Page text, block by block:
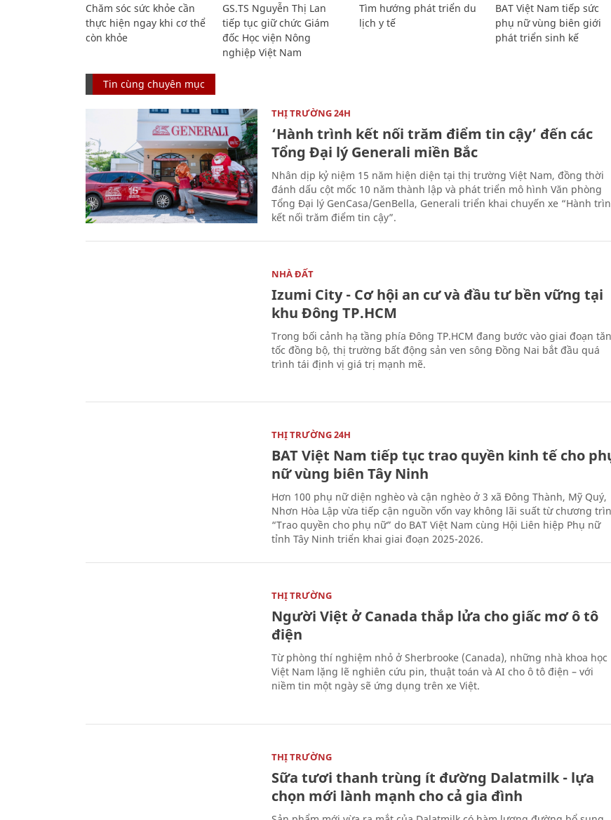
Chăm sóc sức khỏe cần
thực hiện ngay khi cơ thể
còn khỏe
GS.TS Nguyễn Thị Lan
tiếp tục giữ chức Giám
đốc Học viện Nông
nghiệp Việt Nam
Tìm hướng phát triển du
lịch y tế
BAT Việt Nam tiếp sức
phụ nữ vùng biên giới
phát triển sinh kế
Tin cùng chuyên mục
THỊ TRƯỜNG 24H
‘Hành trình kết nối trăm điểm tin cậy’ đến các
Tổng Đại lý Generali miền Bắc
Nhân dịp kỷ niệm 15 năm hiện diện tại thị trường Việt Nam, đồng thời
đánh dấu cột mốc 10 năm thành lập và phát triển mô hình Văn phòng
Tổng Đại lý GenCasa/GenBella, Generali triển khai chuyến xe “Hành
kết nối trăm điểm tin cậy”.
NHÀ ĐẤT
Izumi City - Cơ hội an cư và đầu tư bền vững tại
khu Đông TP.HCM
Trong bối cảnh hạ tầng phía Đông TP.HCM đang bước vào giai đoạn
tốc đồng bộ, thị trường bất động sản ven sông Đồng Nai bắt đầu quá
trình tái định vị giá trị mạnh mẽ.
THỊ TRƯỜNG 24H
BAT Việt Nam tiếp tục trao quyền kinh tế cho
nữ vùng biên Tây Ninh
Hơn 100 phụ nữ diện nghèo và cận nghèo ở 3 xã Đông Thành, Mỹ Quý,
Nhơn Hòa Lập vừa tiếp cận nguồn vốn vay không lãi suất từ chương
“Trao quyền cho phụ nữ” do BAT Việt Nam cùng Hội Liên hiệp Phụ nữ
tỉnh Tây Ninh triển khai giai đoạn 2025-2026.
THỊ TRƯỜNG
Người Việt ở Canada thắp lửa cho giấc mơ ô tô
điện
Từ phòng thí nghiệm nhỏ ở Sherbrooke (Canada), những nhà khoa học
Việt Nam lặng lẽ nghiên cứu pin, thuật toán và AI cho ô tô điện – với
niềm tin một ngày sẽ ứng dụng trên xe Việt.
THỊ TRƯỜNG
Sữa tươi thanh trùng ít đường Dalatmilk - lựa
chọn mới lành mạnh cho cả gia đình